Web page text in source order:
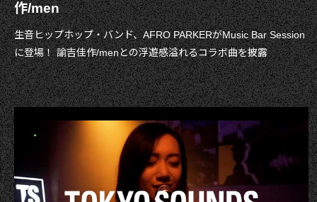
作/men
生音ヒップホップ・バンド、AFRO PARKERがMusic Bar Session
に登場！ 諭吉佳作/menとの浮遊感溢れるコラボ曲を披露